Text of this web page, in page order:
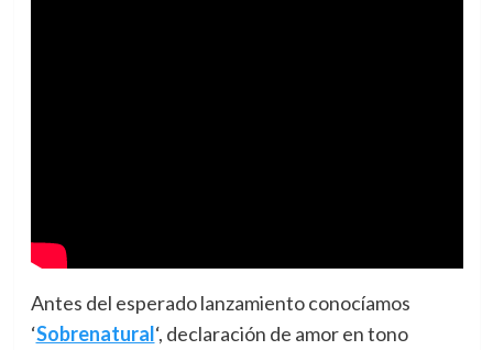
Antes del esperado lanzamiento conocíamos
‘Sobrenatural‘, declaración de amor en tono